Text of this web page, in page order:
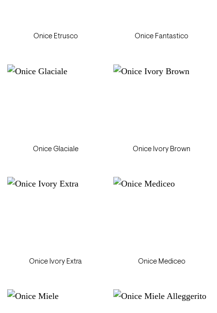
Onice Etrusco Onice Fantastico
Onice Glaciale Onice Ivory Brown
Onice Ivory Extra Onice Mediceo